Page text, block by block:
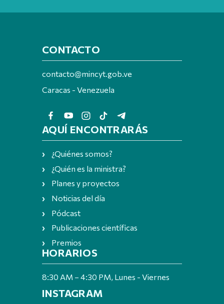
CONTACTO
contacto@mincyt.gob.ve
Caracas - Venezuela
AQUÍ ENCONTRARÁS
¿Quiénes somos?
¿Quién es la ministra?
Planes y proyectos
Noticias del día
Pódcast
Publicaciones científicas
Premios
HORARIOS
8:30 AM – 4:30 PM, Lunes - Viernes
INSTAGRAM